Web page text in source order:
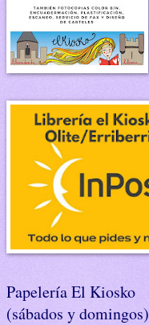
Papelería El Kiosko
(sábados y domingos)